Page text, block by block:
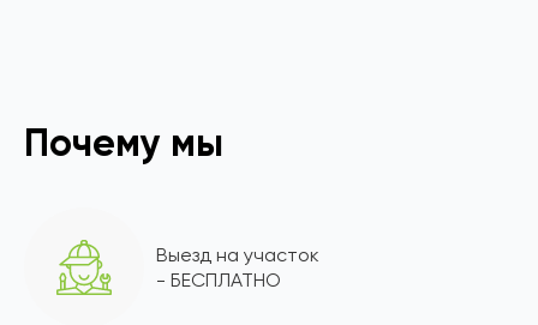
Почему мы
Выезд на участок
- БЕСПЛАТНО